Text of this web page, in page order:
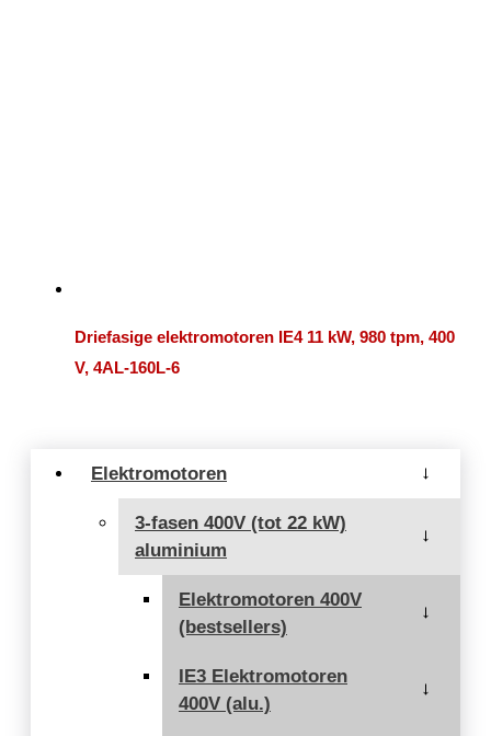
Elektromotoren →
3-fasen 400V (tot 22 kW)
aluminium
→
Elektromotoren 400V
(bestsellers)
→
IE3 Elektromotoren
400V (alu.)
→
Driefasige elektromotoren IE4 11 kW, 980 tpm, 400
V, 4AL-160L-6